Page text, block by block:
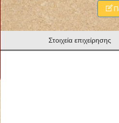
ΠΑΘΟΛΟΓΙΚΟ ΙΑΤΡΕΙΟ
ΠΑΓΚΡΑΤΙ ΑΤΤΙΚΗ
ΔΑΛΑΚΛΙΔΟΥ ΒΑΣΙΛΙΚΗ
Στοιχεία επιχείρησης